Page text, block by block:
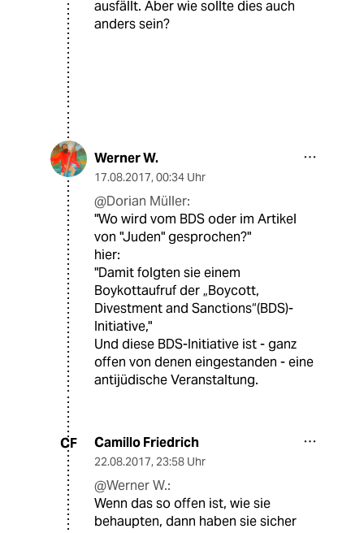
ausfällt. Aber wie sollte dies auch
anders sein?
Werner W.
17.08.2017, 00:34 Uhr
@Dorian Müller:
"Wo wird vom BDS oder im Artikel
von "Juden" gesprochen?"
hier:
"Damit folgten sie einem
Boykottaufruf der „Boycott,
Divestment and Sanctions“(BDS)-
Initiative,"
Und diese BDS-Initiative ist - ganz
offen von denen eingestanden - eine
antijüdische Veranstaltung.
CF Camillo Friedrich
22.08.2017, 23:58 Uhr
@Werner W.:
Wenn das so offen ist, wie sie
behaupten, dann haben sie sicher